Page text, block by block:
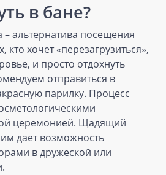
в бане?
– альтернатива посещения
кто хочет «перезагрузиться»,
и просто отдохнуть
отправиться в
парилку. Процесс
церемонией. Щадящий
дает возможность
в дружеской или